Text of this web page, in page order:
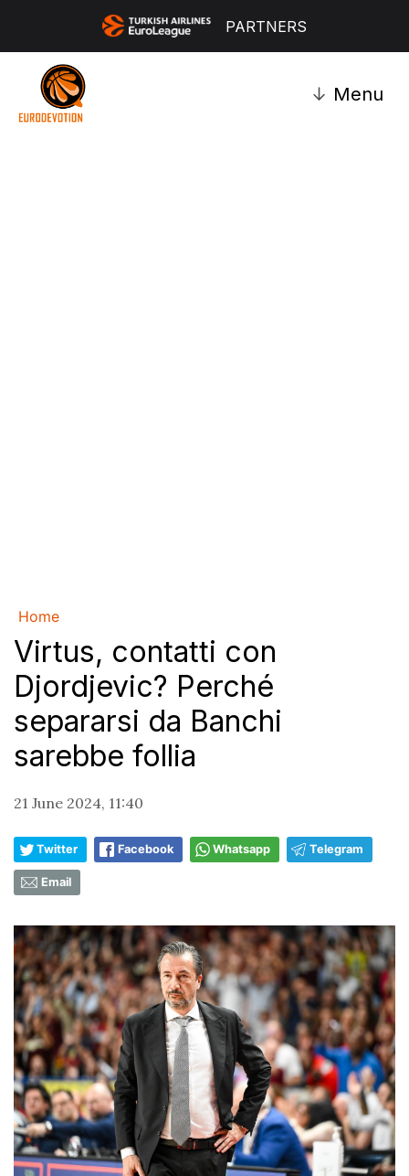
PARTNERS
↓ Menu
Home
Virtus, contatti con
Djordjevic? Perché
separarsi da Banchi
sarebbe follia
21 June 2024, 11:40
Twitter Facebook Whatsapp Telegram
Email